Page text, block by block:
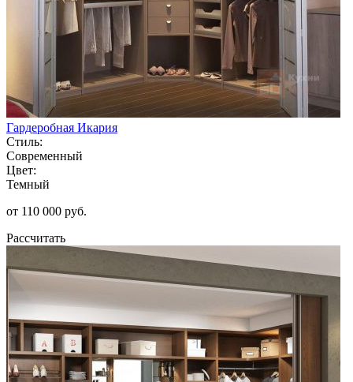
Гардеробная Икария
Стиль:
Современный
Цвет:
Темный
от 110 000 руб.
Рассчитать